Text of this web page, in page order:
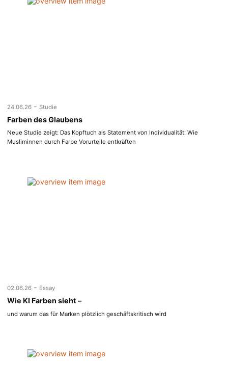
24.06.26 - Studie
Farben des Glaubens
Neue Studie zeigt: Das Kopftuch als Statement von Individualität: Wie
Musliminnen durch Farbe Vorurteile entkräften
02.06.26 - Essay
Wie KI Farben sieht –
und warum das für Marken plötzlich geschäftskritisch wird